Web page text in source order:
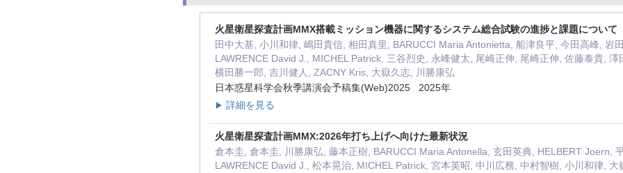
火星衛星探査計画MMX搭載ミッション機器に関するシステム総合試験の進捗と課題について
田中大基, 小川和律, 嶋田貴信, 相田真里, BARUCCI Maria Antonietta, 船津良平, 今田高峰, 岩
LAWRENCE David J., MICHEL Patrick, 三谷烈史, 永峰健太, 尾崎正伸, 尾崎正伸, 佐藤泰貴,
横田勝一郎, 吉川健人, ZACNY Kris, 大嶽久志, 川勝康弘
日本惑星科学会秋季講演会予稿集(Web)2025 2025年
▶ 詳細を見る
火星衛星探査計画MMX:2026年打ち上げへ向けた最新状況
倉本圭, 倉本圭, 川勝康弘, 藤本正樹, BARUCCI Maria Antonella, 玄田英典, HELBERT Joern,
LAWRENCE David J., 松本晃治, MICHEL Patrick, 宮本英昭, 中川広務, 中村智樹, 小川和律,